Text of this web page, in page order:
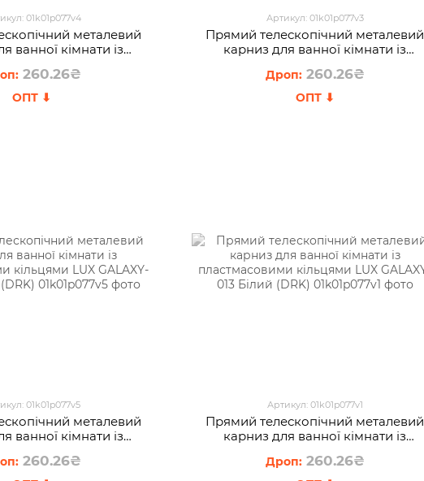
01k01p077v4
металевий
ванної кімнати із
Блакитний (DRK)
260.26₴
Артикул: 01k01p077v3
Прямий телескопічний металевий
карниз для ванної кімнати із
GALAXY-013 Рожевий (DRK)
260.26₴
01k01p077v5
металевий
ванної кімнати із
013 Зелений (DRK)
260.26₴
Артикул: 01k01p077v1
Прямий телескопічний металевий
карниз для ванної кімнати із
GALAXY-013 Білий (DRK)
260.26₴